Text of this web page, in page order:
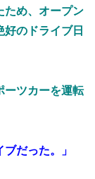
ため、オープン
のドライブ日
ーツカーを運転
だった。」